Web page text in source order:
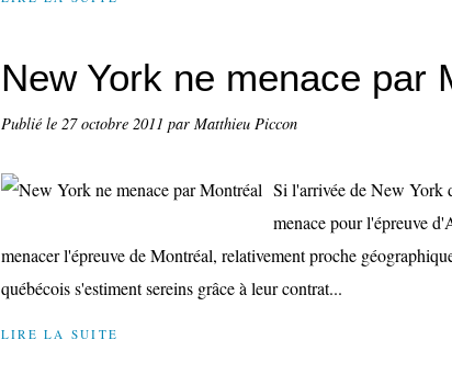
New York ne menace par
Publié le 27 octobre 2011 par Matthieu Piccon
Si l'arrivée de New York
menace pour l'épreuve
menacer l'épreuve de Montréal, relativement proche
québécois s'estiment sereins grâce à leur contrat...
LIRE LA SUITE